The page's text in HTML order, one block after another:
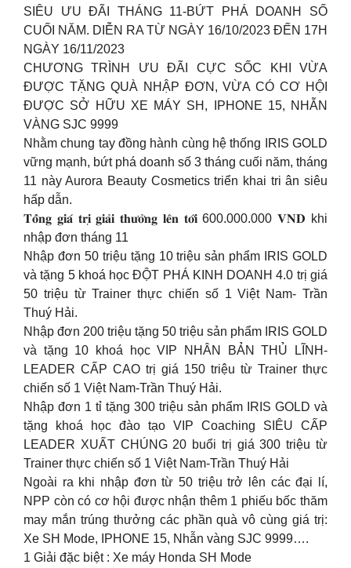
SIÊU ƯU ĐÃI THÁNG 11-BỨT PHÁ DOANH SỐ
CUỐI NĂM. DIỄN RA TỪ NGÀY 16/10/2023 ĐẾN 17H
NGÀY 16/11/2023
CHƯƠNG TRÌNH ƯU ĐÃI CỰC SỐC KHI VỪA
ĐƯỢC TẶNG QUÀ NHẬP ĐƠN, VỪA CÓ CƠ HỘI
ĐƯỢC SỞ HỮU XE MÁY SH, IPHONE 15, NHẪN
VÀNG SJC 9999
Nhằm chung tay đồng hành cùng hệ thống IRIS GOLD
vững mạnh, bứt phá doanh số 3 tháng cuối năm, tháng
11 này Aurora Beauty Cosmetics triển khai tri ân siêu
hấp dẫn.
𝐓𝐨̂̉𝐧𝐠 𝐠𝐢𝐚́ 𝐭𝐫𝐢̣ 𝐠𝐢𝐚̉𝐢 𝐭𝐡𝐮̛𝐨̛̉𝐧𝐠 𝐥𝐞̂𝐧 𝐭𝐨̛́𝐢 600.000.000 𝐕𝐍𝐃 khi
nhập đơn tháng 11
Nhập đơn 50 triệu tặng 10 triệu sản phẩm IRIS GOLD
và tặng 5 khoá học ĐỘT PHÁ KINH DOANH 4.0 trị giá
50 triệu từ Trainer thực chiến số 1 Việt Nam- Trần
Thuý Hải.
Nhập đơn 200 triệu tặng 50 triệu sản phẩm IRIS GOLD
và tặng 10 khoá học VIP NHÂN BẢN THỦ LĨNH-
LEADER CẤP CAO trị giá 150 triệu từ Trainer thực
chiến số 1 Việt Nam-Trần Thuý Hải.
Nhập đơn 1 tỉ tặng 300 triệu sản phẩm IRIS GOLD và
tặng khoá học đào tạo VIP Coaching SIÊU CẤP
LEADER XUẤT CHÚNG 20 buổi trị giá 300 triệu từ
Trainer thực chiến số 1 Việt Nam-Trần Thuý Hải
Ngoài ra khi nhập đơn từ 50 triệu trở lên các đại lí,
NPP còn có cơ hội được nhận thêm 1 phiếu bốc thăm
may mắn trúng thưởng các phần quà vô cùng giá trị:
Xe SH Mode, IPHONE 15, Nhẫn vàng SJC 9999….
1 Giải đặc biệt : Xe máy Honda SH Mode